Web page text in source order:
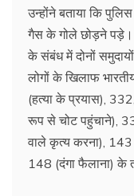
उन्होंने बताया कि
गैस के गोले छोड़ने पड़े।
के संबंध में दोनों
लोगों के खिलाफ
(हत्या के प्रयास),
रूप से चोट पहुंचाने),
वाले कृत्य करना),
148 (दंगा फैलाना) के